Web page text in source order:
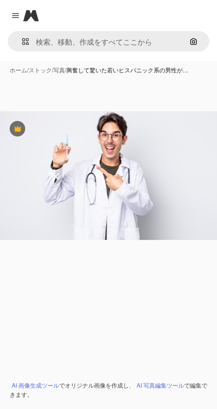
Close menu
Magnific
画像で
ホーム/ストック/写真/興奮して驚いた若いヒスパニック系の男性が…
Premium
AI 画像生成ツールでオリジナル画像を作成し、 AI 写真編集ツールで編集で
きます。